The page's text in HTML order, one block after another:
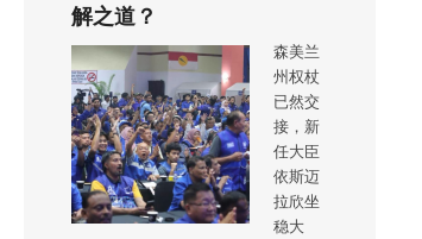
解之道？
森美兰
州权杖
已然交
接，新
任大臣
依斯迈
拉欣坐
稳大